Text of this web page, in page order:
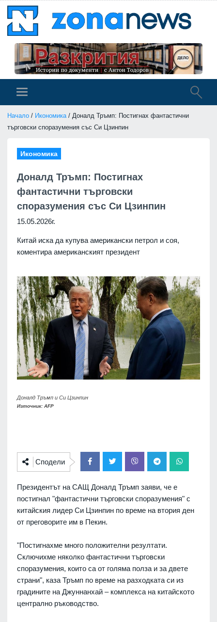
Начало / Икономика/ Доналд Тръмп: Постигнах фантастични
търговски споразумения със Си Цзинпин
Икономика
Доналд Тръмп: Постигнах
фантастични търговски
споразумения със Си Цзинпин
15.05.2026г.
Китай иска да купува американски петрол и соя,
коментира американският президент
Доналд Тръмп и Си Цзинпин
Източник: AFP
Сподели
Президентът на САЩ Доналд Тръмп заяви, че е
постигнал "фантастични търговски споразумения" с
китайския лидер Си Цзинпин по време на втория ден
от преговорите им в Пекин.
"Постигнахме много положителни резултати.
Сключихме няколко фантастични търговски
споразумения, които са от голяма полза и за двете
страни", каза Тръмп по време на разходката си из
градините на Джуннанхай – комплекса на китайското
централно ръководство.